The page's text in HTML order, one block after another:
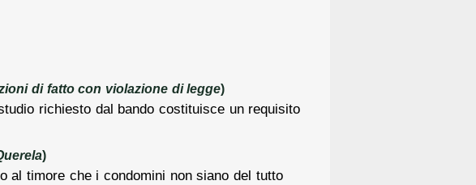
di fatto con violazione di legge)
richiesto dal bando costituisce un requisito
)
al timore che i condomini non siano del tutto